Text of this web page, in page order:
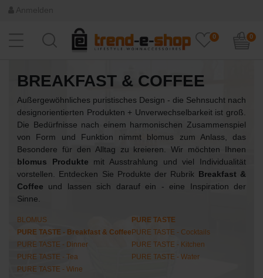
0 0
BREAKFAST & COFFEE
Außergewöhnliches puristisches Design - die Sehnsucht nach
designorientierten Produkten + Unverwechselbarkeit ist groß.
Die Bedürfnisse nach einem harmonischen Zusammenspiel
von Form und Funktion nimmt blomus zum Anlass, das
Besondere für den Alltag zu kreieren. Wir möchten Ihnen
blomus Produkte mit Ausstrahlung und viel Individualität
vorstellen. Entdecken Sie Produkte der Rubrik Breakfast &
Coffee und lassen sich darauf ein - eine Inspiration der
Sinne.
BLOMUS
PURE TASTE
PURE TASTE - Breakfast & Coffee PURE TASTE - Cocktails
PURE TASTE - Dinner
PURE TASTE - Kitchen
PURE TASTE - Tea
PURE TASTE - Water
PURE TASTE - Wine